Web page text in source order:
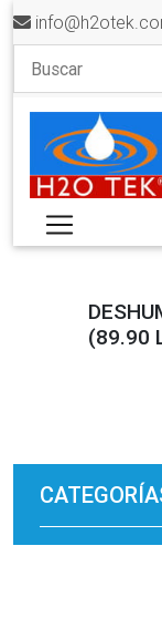
(89.90